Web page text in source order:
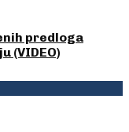
predloga
(VIDEO)